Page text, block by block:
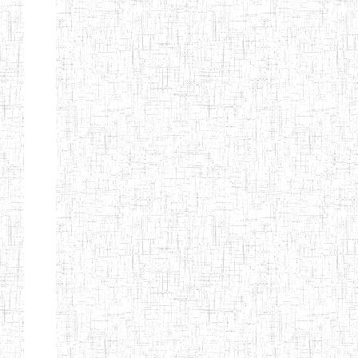
Début Préc. 1 2 3 4 5
6
Suivant
Fin
Etablissements
d'enseignement
secondaire
technique
et
professionnel